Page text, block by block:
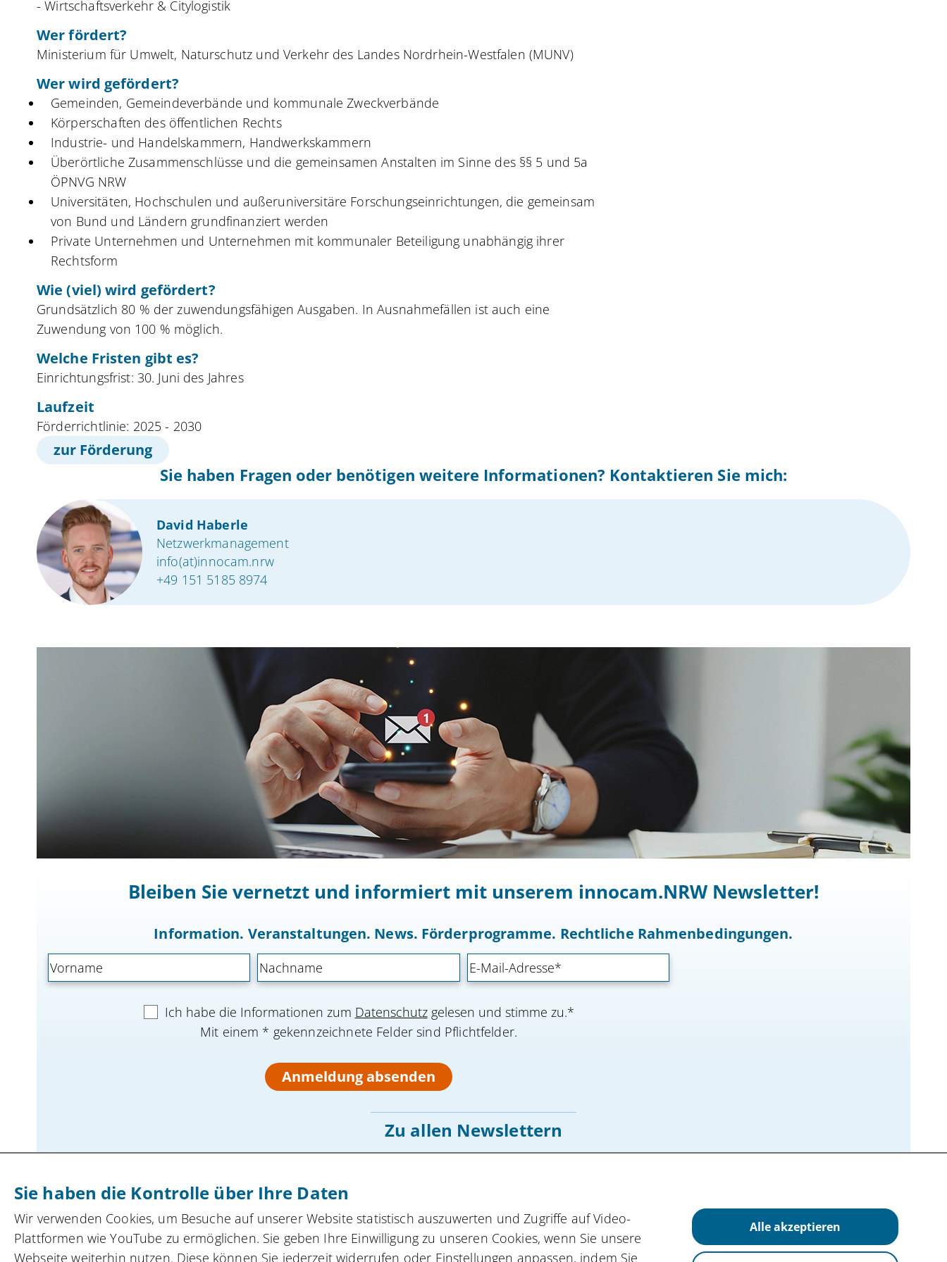
- Wirtschaftsverkehr & Citylogistik
Wer fördert?
Ministerium für Umwelt, Naturschutz und Verkehr des Landes Nordrhein-Westfalen (MUNV)
Wer wird gefördert?
Gemeinden, Gemeindeverbände und kommunale Zweckverbände
Körperschaften des öffentlichen Rechts
Industrie- und Handelskammern, Handwerkskammern
Überörtliche Zusammenschlüsse und die gemeinsamen Anstalten im Sinne des §§ 5 und 5a
ÖPNVG NRW
Universitäten, Hochschulen und außeruniversitäre Forschungseinrichtungen, die gemeinsam
von Bund und Ländern grundfinanziert werden
Private Unternehmen und Unternehmen mit kommunaler Beteiligung unabhängig ihrer
Rechtsform
Wie (viel) wird gefördert?
Grundsätzlich 80 % der zuwendungsfähigen Ausgaben. In Ausnahmefällen ist auch eine
Zuwendung von 100 % möglich.
Welche Fristen gibt es?
Einrichtungsfrist: 30. Juni des Jahres
Laufzeit
Förderrichtlinie: 2025 - 2030
zur Förderung
Sie haben Fragen oder benötigen weitere Informationen? Kontaktieren Sie mich:
David Haberle
Netzwerkmanagement
info(at)innocam.nrw
+49 151 5185 8974
Bleiben Sie vernetzt und informiert mit unserem innocam.NRW Newsletter!
Information. Veranstaltungen. News. Förderprogramme. Rechtliche Rahmenbedingungen.
Ich habe die Informationen zum Datenschutzgelesen und stimme zu.*
Mit einem * gekennzeichnete Felder sind Pflichtfelder.
Anmeldung absenden
Zu allen Newslettern
Kompetenznetzwerk automatisierte und
vernetzte Mobilitätinnocam.NRW
Steinbachstraße 7, 52074 Aachen
Sie haben die Kontrolle über Ihre Daten
Wir verwenden Cookies, um Besuche auf unserer Website statistisch auszuwerten und Zugriffe auf Video-
Plattformen wie YouTube zu ermöglichen. Sie geben Ihre Einwilligung zu unseren Cookies, wenn Sie unsere
Webseite weiterhin nutzen. Diese können Sie jederzeit widerrufen oder Einstellungen anpassen, indem Sie
Alle akzeptieren